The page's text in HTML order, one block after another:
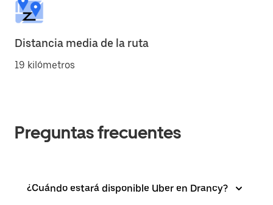
Distancia media de la ruta
19 kilómetros
Preguntas frecuentes
¿Cuándo estará disponible Uber en Drancy?